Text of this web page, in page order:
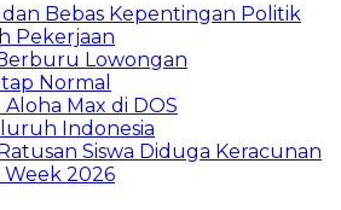
Bebas Kepentingan Politik
Pekerjaan
Lowongan
Normal
Max di DOS
Indonesia
Siswa Diduga Keracunan
2026